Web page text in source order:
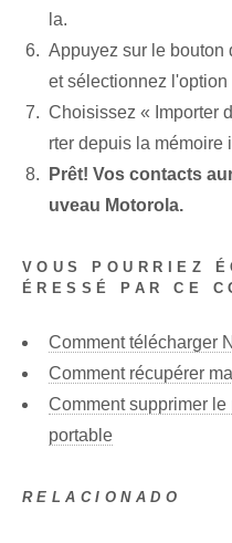
la.
Appuyez sur le bouton
et sélectionnez l'option
Choisissez « Importer
rter depuis la mémoire
Prêt! Vos contacts
uveau Motorola.
VOUS POURRIEZ
ÉRESSÉ PAR CE
Comment télécharger
Comment récupérer
Comment supprimer
portable
RELACIONADO